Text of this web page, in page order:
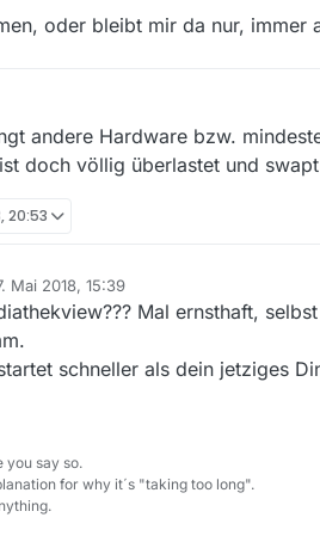
oder bleibt mir da nur, immer
andere Hardware bzw.
doch völlig überlastet und
20:53
Mai 2018, 15:39
von
Mal ernsthaft,
schneller als dein jetziges
you say so.
for why it´s "taking too long".